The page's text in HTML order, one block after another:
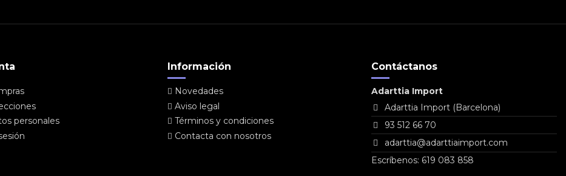
personales
Información
Novedades
Aviso legal
Términos y condiciones
Contacta con nosotros
Contáctanos
Adarttia Import
Adarttia Import (Barcelona)
93 512 66 70
adarttia@adarttiaimport.com
Escríbenos: 619 083 858